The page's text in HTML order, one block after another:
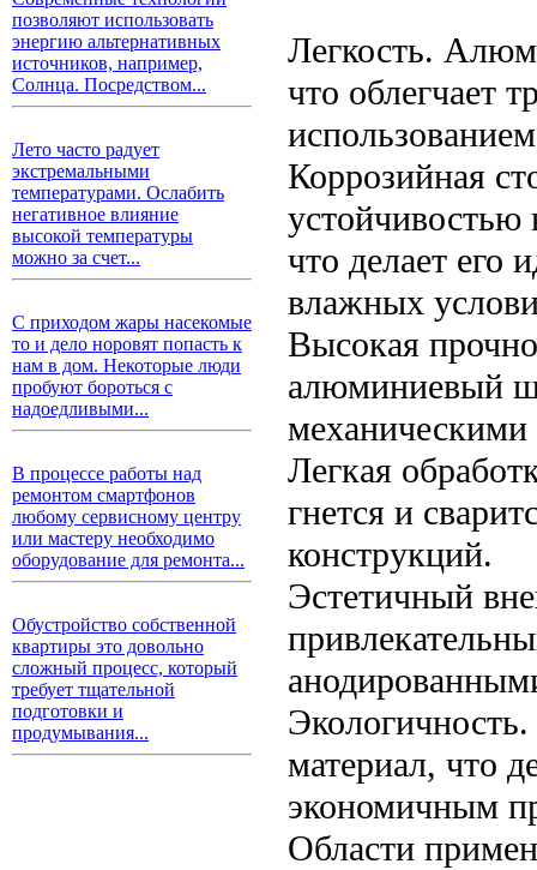
позволяют использовать
энергию альтернативных
источников, например,
Солнца. Посредством...
Лето часто радует
экстремальными
температурами. Ослабить
негативное влияние
высокой температуры
можно за счет...
С приходом жары насекомые
то и дело норовят попасть к
нам в дом. Некоторые люди
пробуют бороться с
надоедливыми...
В процессе работы над
ремонтом смартфонов
любому сервисному центру
или мастеру необходимо
оборудование для ремонта...
Обустройство собственной
квартиры это довольно
сложный процесс, который
требует тщательной
подготовки и
продумывания...
Легкость.
что облегчает
Коррозийная
устойчивостью
что делает его
влажных
Высокая
алюминиевый
механическими
Легкая
гнется и
конструкций.
Эстетичный
материал, что
экономичным
Области